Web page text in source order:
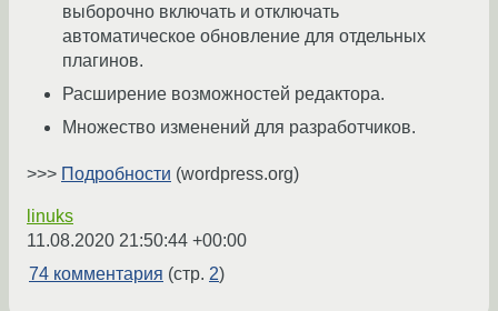
выборочно включать и отключать
автоматическое обновление для отдельных
плагинов.
Расширение возможностей редактора.
Множество изменений для разработчиков.
>>> Подробности (wordpress.org)
linuks
11.08.2020 21:50:44 +00:00
74 комментария (стр. 2)